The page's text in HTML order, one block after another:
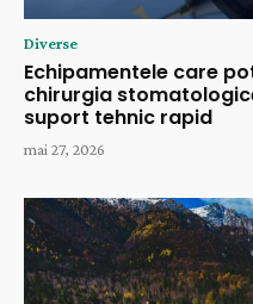
Diverse
Echipamentele care
chirurgia
suport tehnic rapid
mai 27, 2026